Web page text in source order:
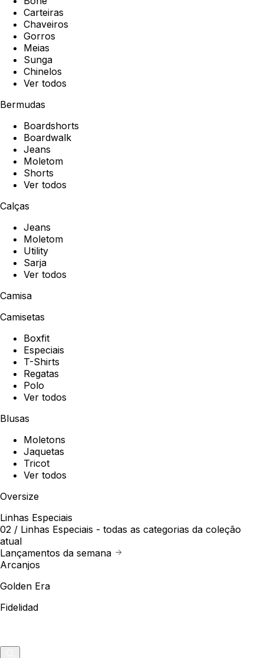
Carteiras
Chaveiros
Gorros
Meias
Sunga
Chinelos
Ver todos
Bermudas
Boardshorts
Boardwalk
Jeans
Moletom
Shorts
Ver todos
Calças
Jeans
Moletom
Utility
Sarja
Ver todos
Camisa
Camisetas
Boxfit
Especiais
T-Shirts
Regatas
Polo
Ver todos
Blusas
Moletons
Jaquetas
Tricot
Ver todos
Oversize
Linhas Especiais
02 / Linhas Especiais - todas as categorias da coleção
atual
Lançamentos da semana
Arcanjos
Golden Era
Fidelidad